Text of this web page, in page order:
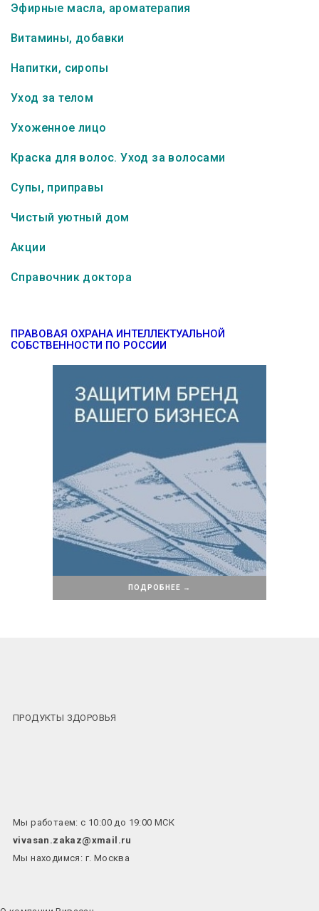
Эфирные масла, ароматерапия
Витамины, добавки
Напитки, сиропы
Уход за телом
Ухоженное лицо
Краска для волос. Уход за волосами
Супы, приправы
Чистый уютный дом
Акции
Справочник доктора
ПРАВОВАЯ ОХРАНА ИНТЕЛЛЕКТУАЛЬНОЙ
СОБСТВЕННОСТИ ПО РОССИИ
ПОДРОБНЕЕ →
ПРОДУКТЫ ЗДОРОВЬЯ
Мы работаем: с 10:00 до 19:00 МСК
vivasan.zakaz@xmail.ru
Мы находимся: г. Москва